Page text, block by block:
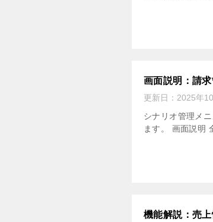
画面説明：請求
更新日： 2025年
シナリオ管理メ
ます。 画面説明
機能解説：売